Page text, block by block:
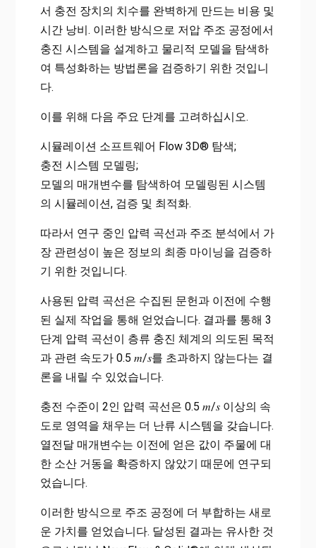
서 충전 장치의 치수를 완벽하게 만드는 비용 및
시간 낭비. 이러한 방식으로 저압 주조 공정에서
충진 시스템을 설계하고 물리적 모델을 탐색하
여 특성화하는 방법론을 검증하기 위한 것입니
다.
이를 위해 다음 주요 단계를 고려하십시오.
시뮬레이션 소프트웨어 Flow 3D® 탐색;
충전 시스템 모델링;
모델의 매개변수를 탐색하여 모델링된 시스템
의 시뮬레이션, 검증 및 최적화.
따라서 연구 중인 압력 곡선과 주조 분석에서 가
장 관련성이 높은 정보의 최종 마이닝을 검증하
기 위한 것입니다.
사용된 압력 곡선은 수집된 문헌과 이전에 수행
된 실제 작업을 통해 얻었습니다. 결과를 통해 3
단계 압력 곡선이 층류 충진 체계의 의도된 목적
과 관련 속도가 0.5 𝑚/𝑠를 초과하지 않는다는 결
론을 내릴 수 있었습니다.
충전 수준이 2인 압력 곡선은 0.5 𝑚/𝑠 이상의 속
도로 영역을 채우는 더 난류 시스템을 갖습니다.
열전달 매개변수는 이전에 얻은 값이 주물에 대
한 소산 거동을 확증하지 않았기 때문에 연구되
었습니다.
이러한 방식으로 주조 공정에 더 부합하는 새로
운 가치를 얻었습니다. 달성된 결과는 유사한 것